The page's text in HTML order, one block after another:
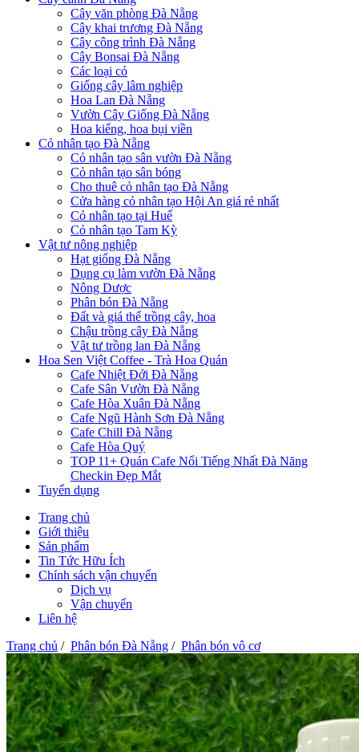
Cây văn phòng Đà Nẵng
Cây khai trương Đà Nẵng
Cây công trình Đà Nẵng
Cây Bonsai Đà Nẵng
Các loại cỏ
Giống cây lâm nghiệp
Hoa Lan Đà Nẵng
Vườn Cây Giống Đà Nẵng
Hoa kiểng, hoa bụi viền
Cỏ nhân tạo Đà Nẵng
Cỏ nhân tạo sân vườn Đà Nẵng
Cỏ nhân tạo sân bóng
Cho thuê cỏ nhân tạo Đà Nẵng
Cửa hàng cỏ nhân tạo Hội An giá rẻ nhất
Cỏ nhân tạo tại Huế
Cỏ nhân tạo Tam Kỳ
Vật tư nông nghiệp
Hạt giống Đà Nẵng
Dụng cụ làm vườn Đà Nẵng
Nông Dược
Phân bón Đà Nẵng
Đất và giá thể trồng cây, hoa
Chậu trồng cây Đà Nẵng
Vật tư trồng lan Đà Nẵng
Hoa Sen Việt Coffee - Trà Hoa Quán
Cafe Nhiệt Đới Đà Nẵng
Cafe Sân Vườn Đà Nẵng
Cafe Hòa Xuân Đà Nẵng
Cafe Ngũ Hành Sơn Đà Nẵng
Cafe Chill Đà Nẵng
Cafe Hòa Quý
TOP 11+ Quán Cafe Nổi Tiếng Nhất Đà Năng
Checkin Đẹp Mắt
Tuyển dụng
Trang chủ
Giới thiệu
Sản phẩm
Tin Tức Hữu Ích
Chính sách vận chuyển
Dịch vụ
Vận chuyển
Liên hệ
Trang chủ / Phân bón Đà Nẵng / Phân bón vô cơ